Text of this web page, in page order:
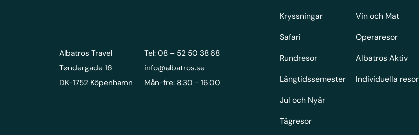
Albatros Travel
Tøndergade 16
DK-1752 Köpenhamn
Tel: 08 – 52 50 38 68
info@albatros.se
Mån-fre: 8:30 - 16:00
Kryssningar
Safari
Rundresor
Långtidssemester
Jul och Nyår
Tågresor
Vin och Mat
Operaresor
Albatros Aktiv
Individuella resor